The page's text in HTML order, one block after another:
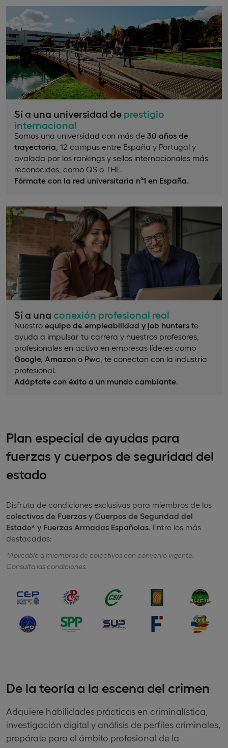
Sí a una universidad de prestigio
internacional
Somos una universidad con más de 30 años de
trayectoria , 12 campus entre España y Portugal y
avalada por los rankings y sellos internacionales más
reconocidos, como QS o THE.
Fórmate con la red universitaria nº1 en España.
Sí a una conexión profesional real
Nuestro equipo de empleabilidad y job hunters te
ayuda a impulsar tu carrera y nuestros profesores,
profesionales en activo en empresas líderes como
Google, Amazon o Pwc , te conectan con la industria
profesional.
Adáptate con éxito a un mundo cambiante
Plan especial de ayudas para
fuerzas y cuerpos de seguridad del
estado
Disfruta de condiciones exclusivas para miembros de los
colectivos de Fuerzas y Cuerpos de Seguridad del
Estado* y Fuerzas Armadas Españolas . Entre los más
destacados:
*Aplicable a miembros de colectivos con convenio vigente.
Consulta las condiciones.
De la teoría a la escena del crimen
Adquiere habilidades prácticas en criminalística,
investigación digital y análisis de perfiles criminales,
prepárate para el ámbito profesional de la